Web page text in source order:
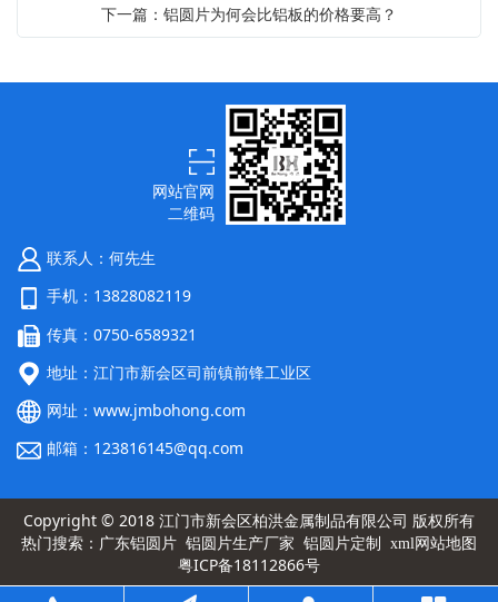
下一篇：铝圆片为何会比铝板的价格要高？
联系人：何先生
手机：13828082119
传真：0750-6589321
地址：江门市新会区司前镇前锋工业区
网址： www.jmbohong.com
邮箱：123816145@qq.com
网站官网
二维码
Copyright © 2018 江门市新会区柏洪金属制品有限公司 版权所有
热门搜索： 广东铝圆片 铝圆片生产厂家 铝圆片定制 xml网站地图
粤ICP备18112866号